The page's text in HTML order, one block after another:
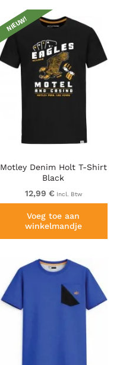
Motley Denim Holt T-Shirt
Black
NIEUW!
12,99 € Incl. Btw
Voeg toe aan
winkelmandje